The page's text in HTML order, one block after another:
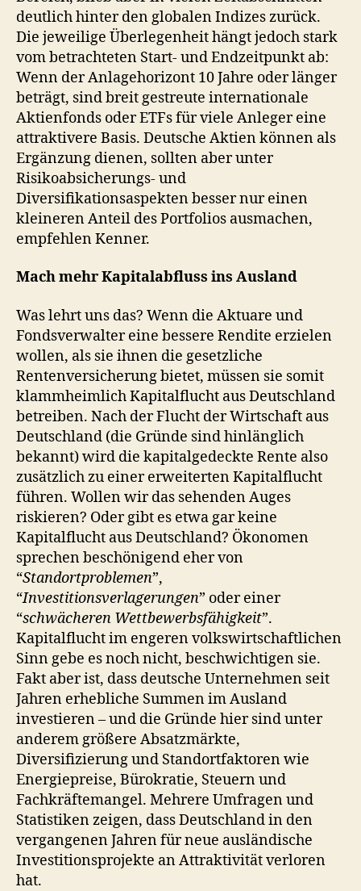
deutlich hinter den globalen Indizes zurück.
Die jeweilige Überlegenheit hängt jedoch stark
vom betrachteten Start- und Endzeitpunkt ab:
Wenn der Anlagehorizont 10 Jahre oder länger
beträgt, sind breit gestreute internationale
Aktienfonds oder ETFs für viele Anleger eine
attraktivere Basis. Deutsche Aktien können als
Ergänzung dienen, sollten aber unter
Risikoabsicherungs- und
Diversifikationsaspekten besser nur einen
kleineren Anteil des Portfolios ausmachen,
empfehlen Kenner.
Mach mehr Kapitalabfluss ins Ausland
Was lehrt uns das? Wenn die Aktuare und
Fondsverwalter eine bessere Rendite erzielen
wollen, als sie ihnen die gesetzliche
Rentenversicherung bietet, müssen sie somit
klammheimlich Kapitalflucht aus Deutschland
betreiben. Nach der Flucht der Wirtschaft aus
Deutschland (die Gründe sind hinlänglich
bekannt) wird die kapitalgedeckte Rente also
zusätzlich zu einer erweiterten Kapitalflucht
führen. Wollen wir das sehenden Auges
riskieren? Oder gibt es etwa gar keine
Kapitalflucht aus Deutschland? Ökonomen
sprechen beschönigend eher von
“Standortproblemen”,
“Investitionsverlagerungen” oder einer
“schwächeren Wettbewerbsfähigkeit”.
Kapitalflucht im engeren volkswirtschaftlichen
Sinn gebe es noch nicht, beschwichtigen sie.
Fakt aber ist, dass deutsche Unternehmen seit
Jahren erhebliche Summen im Ausland
investieren – und die Gründe hier sind unter
anderem größere Absatzmärkte,
Diversifizierung und Standortfaktoren wie
Energiepreise, Bürokratie, Steuern und
Fachkräftemangel. Mehrere Umfragen und
Statistiken zeigen, dass Deutschland in den
vergangenen Jahren für neue ausländische
Investitionsprojekte an Attraktivität verloren
hat.